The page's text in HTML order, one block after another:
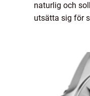
naturlig och
utsätta sig för